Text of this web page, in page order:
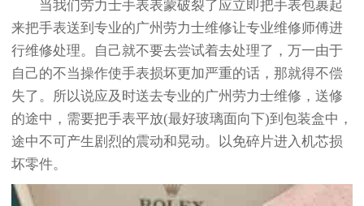
当我们劳力士手表表蒙破裂了应立即把手表包裹起
来把手表送到专业的广州劳力士维修让专业维修师傅进
行维修处理。自己就不要去尝试着去处理了，万一由于
自己的不当操作使手表损坏更加严重的话，那就得不偿
失了。所以说应及时送去专业的广州劳力士维修，送修
的途中，需要把手表平放(最好玻璃面向下)到包装盒中，
途中不可产生剧烈的震动和晃动。以免碎片进入机芯损
坏零件。